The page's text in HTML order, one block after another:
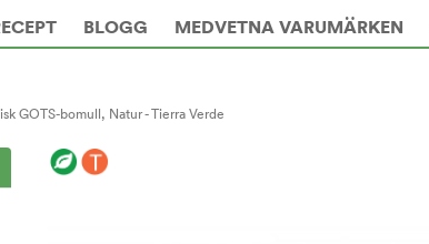
BLOGG MEDVETNA VARUMÄRKEN
GOTS-bomull, Natur - Tierra Verde